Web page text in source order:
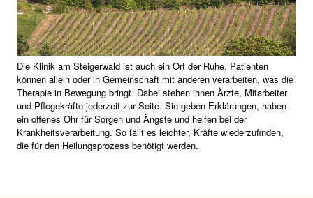
Die Klinik am Steigerwald ist auch ein Ort der Ruhe. Patienten
können allein oder in Gemeinschaft mit anderen verarbeiten, was die
Therapie in Bewegung bringt. Dabei stehen ihnen Ärzte, Mitarbeiter
und Pflegekräfte jederzeit zur Seite. Sie geben Erklärungen, haben
ein offenes Ohr für Sorgen und Ängste und helfen bei der
Krankheitsverarbeitung. So fällt es leichter, Kräfte wiederzufinden,
die für den Heilungsprozess benötigt werden.